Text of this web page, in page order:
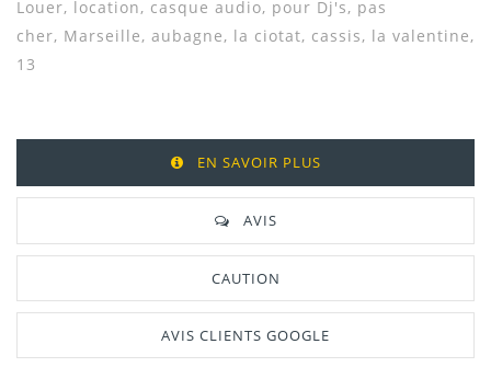
Louer, location, casque audio, pour Dj's, pas
cher, Marseille, aubagne, la ciotat, cassis, la valentine,
13
EN SAVOIR PLUS
AVIS
CAUTION
AVIS CLIENTS GOOGLE